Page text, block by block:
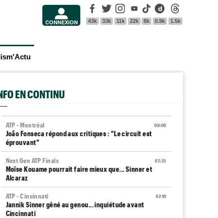
CONNEXION
Facebook
43k
Twitter
33k
Instagram
11k
Youtube
22k
Tik Tok
8k
Dailymotion
0.9k 1.5k
EN CONTINU
08:00
ATP - Montréal
João Fonseca répond aux critiques : "Le circuit est
éprouvant"
07:35
Next Gen ATP Finals
Moïse Kouame pourrait faire mieux que... Sinner et
Alcaraz
07:10
ATP - Cincinnati
Jannik Sinner gêné au genou... inquiétude avant
Cincinnati